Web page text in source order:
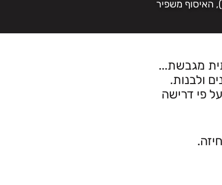
האיסוף משפיר
מגבשת...
פי דרישה